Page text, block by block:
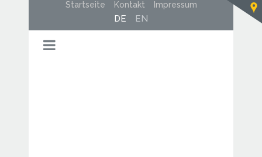
Startseite Kontakt Impressum
DE EN